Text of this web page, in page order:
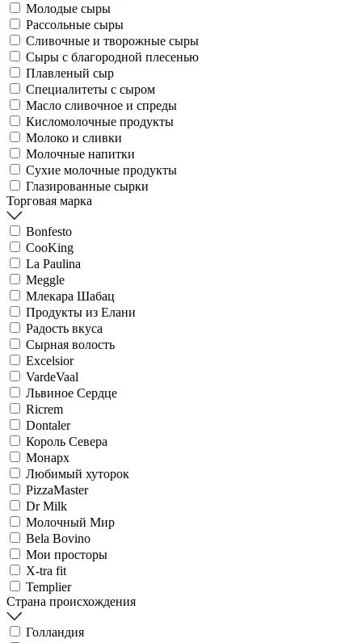
Молодые сыры
Рассольные сыры
Сливочные и творожные сыры
Сыры с благородной плесенью
Плавленый сыр
Специалитеты с сыром
Масло сливочное и спреды
Кисломолочные продукты
Молоко и сливки
Молочные напитки
Сухие молочные продукты
Глазированные сырки
Торговая марка
Bonfesto
CooKing
La Paulina
Meggle
Млекара Шабац
Продукты из Елани
Радость вкуса
Сырная волость
Excelsior
VardeVaal
Львиное Сердце
Ricrem
Dontaler
Король Севера
Монарх
Любимый хуторок
PizzaMaster
Dr Milk
Молочный Мир
Bela Bovino
Мои просторы
X-tra fit
Templier
Страна происхождения
Голландия